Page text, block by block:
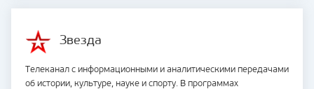
Звезда
Телеканал с информационными и аналитическими передачами
об истории, культуре, науке и спорту. В программах